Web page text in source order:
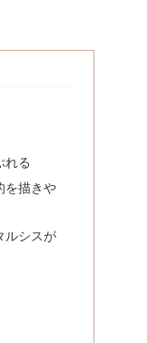
れる
を描きや
ルシスが